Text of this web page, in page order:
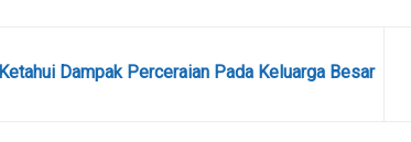
Ketahui Dampak Perceraian Pada Keluarga Besar